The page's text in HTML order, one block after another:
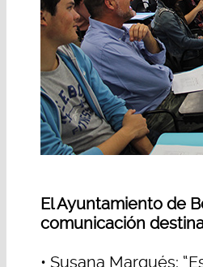
El Ayuntamiento de
comunicación
• Susana Marqués: